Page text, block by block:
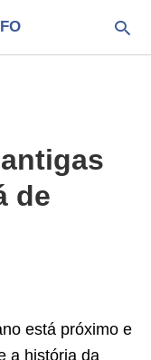
de
está próximo e
a história da